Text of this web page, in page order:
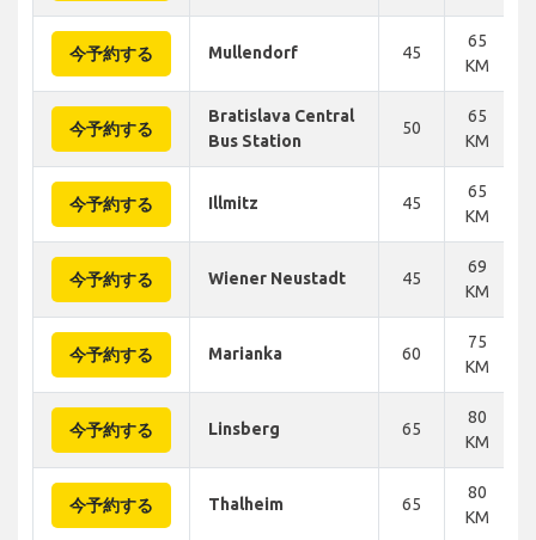
今予約する Mullendorf 45
65
KM
今予約する
Bratislava Central
Bus Station
50
65
KM
今予約する Illmitz 45
65
KM
今予約する Wiener Neustadt 45
69
KM
今予約する Marianka 60
75
KM
今予約する Linsberg 65
80
KM
今予約する Thalheim 65
80
KM